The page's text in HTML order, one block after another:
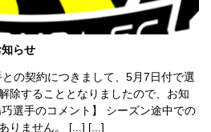
らせ
の契約につきまして、5月7日付で選
除することとなりましたので、お知
選手のコメント】 シーズン途中での
りません。 [...] [...]